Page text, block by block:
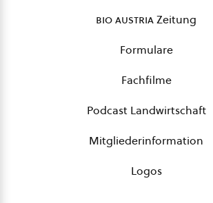
bio austriaZeitung
Formulare
Fachfilme
Podcast Landwirtschaft
Mitgliederinformation
Logos